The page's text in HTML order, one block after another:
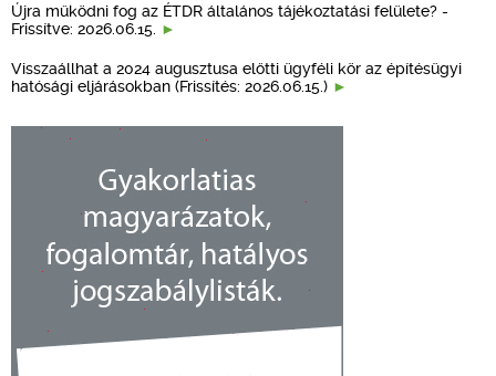
Újra működni fog az ÉTDR általános tájékoztatási felülete? -
Frissítve: 2026.06.15.
Visszaállhat a 2024 augusztusa előtti ügyféli kör az építésügyi
hatósági eljárásokban (Frissítés: 2026.06.15.)